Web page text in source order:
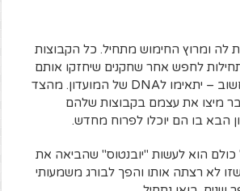
לה ומרוץ החימוש מתחיל. כל הקבוצות
לחפש אחר שחקנים שיחזקו אותם
מקצועית ולא פחות חשוב – יתאימו לDNA של המועדון. מהצד
מיצו את עצמם בקבוצות שלהם
הבא בו הם יוכלו לפרוח מחדש.
הוא לעשות "יובנטוס" שהביאה את
לא רצתה אותו והפך לבורג משמעותי